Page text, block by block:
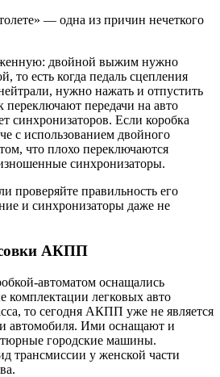
— одна из причин нечеткого
двойной выжим нужно
то есть когда педаль сцепления
нужно нажать и отпустить
переключают передачи на авто
синхронизаторов. Если коробка
с использованием двойного
что плохо переключаются
синхронизаторы.
проверяйте правильность его
и синхронизаторы даже не
АКПП
автоматом оснащались
комплектации легковых авто
то сегодня АКПП уже не является
автомобиля. Ими оснащают и
городские машины.
трансмиссии у женской части